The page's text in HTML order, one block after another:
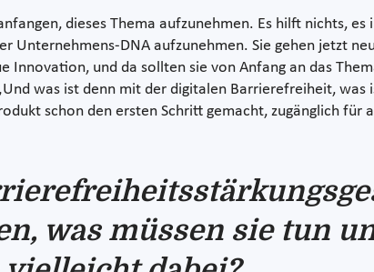
dieses Thema aufzunehmen. Es hilft nichts, es
Unternehmens-DNA aufzunehmen. Sie gehen jetzt
Innovation, und da sollten sie von Anfang an das
was ist denn mit der digitalen Barrierefreiheit, was
schon den ersten Schritt gemacht, zugänglich für
was müssen sie tun